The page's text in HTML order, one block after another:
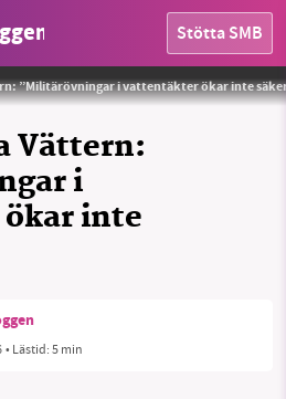
Stötta SMB
”Militärövningar i vattentäkter ökar inte
Vättern:
i
inte
skriver Christer Haagman och Caroline Millberg i
• Lästid:5 min